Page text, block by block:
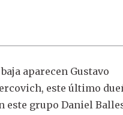
aparecen Gustavo
este último
este grupo Daniel